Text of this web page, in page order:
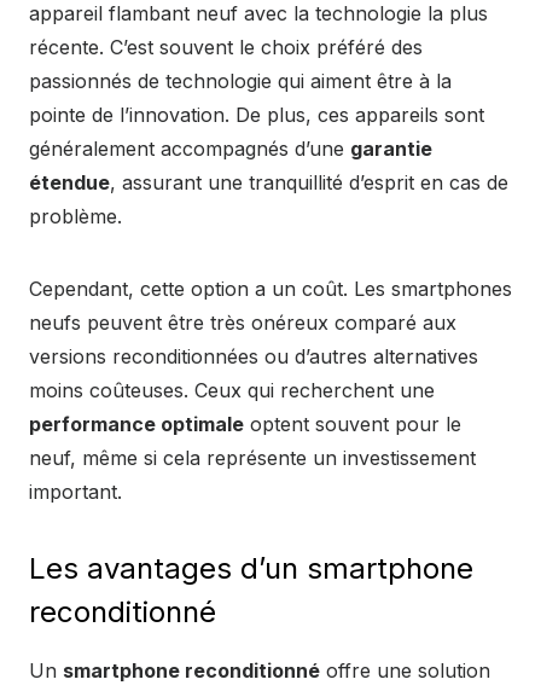
appareil flambant neuf avec la technologie la plus
récente. C’est souvent le choix préféré des
passionnés de technologie qui aiment être à la
pointe de l’innovation. De plus, ces appareils sont
généralement accompagnés d’une garantie
étendue, assurant une tranquillité d’esprit en cas de
problème.
Cependant, cette option a un coût. Les smartphones
neufs peuvent être très onéreux comparé aux
versions reconditionnées ou d’autres alternatives
moins coûteuses. Ceux qui recherchent une
performance optimale optent souvent pour le
neuf, même si cela représente un investissement
important.
Les avantages d’un smartphone
reconditionné
Un smartphone reconditionné offre une solution